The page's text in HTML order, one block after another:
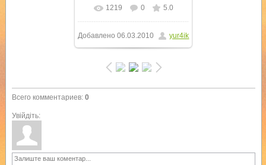
В реальном размере
1600x1199/ 223.3Kb
1219 0 5.0
Добавлено 06.03.2010 yur4ik
Всего комментариев: 0
Увійдіть: